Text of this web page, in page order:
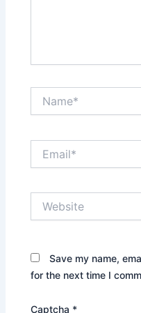
Save my name,
for the next time I
Captcha *